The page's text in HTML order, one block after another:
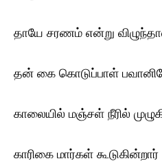
தாயே சரணம் என்று
தன் கை கொடுப்பாள்
காலையில் மஞ்சள் நீரில்
காரிகை மார்கள் கூடுகின்றார்